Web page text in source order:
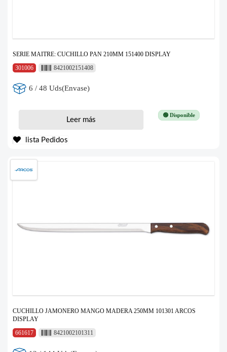
SERIE MAITRE: CUCHILLO PAN 210MM 151400 DISPLAY
301006
8421002151408
6 / 48 Uds(Envase)
🟢 Disponible
Leer más
lista Pedidos
CUCHILLO JAMONERO MANGO MADERA 250MM 101301 ARCOS
DISPLAY
661617
8421002101311